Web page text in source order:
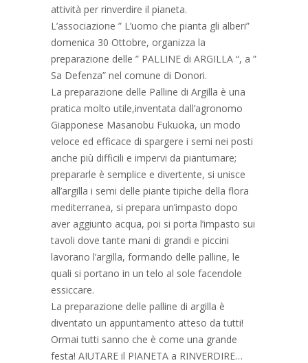
attività per rinverdire il pianeta.
L’associazione ” L’uomo che pianta gli alberi”
domenica 30 Ottobre, organizza la
preparazione delle ” PALLINE di ARGILLA “, a ”
Sa Defenza” nel comune di Donori.
La preparazione delle Palline di Argilla è una
pratica molto utile,inventata dall’agronomo
Giapponese Masanobu Fukuoka, un modo
veloce ed efficace di spargere i semi nei posti
anche più difficili e impervi da piantumare;
prepararle è semplice e divertente, si unisce
all’argilla i semi delle piante tipiche della flora
mediterranea, si prepara un’impasto dopo
aver aggiunto acqua, poi si porta l’impasto sui
tavoli dove tante mani di grandi e piccini
lavorano l’argilla, formando delle palline, le
quali si portano in un telo al sole facendole
essiccare.
La preparazione delle palline di argilla è
diventato un appuntamento atteso da tutti!
Ormai tutti sanno che è come una grande
festa! AIUTARE il PIANETA a RINVERDIRE…